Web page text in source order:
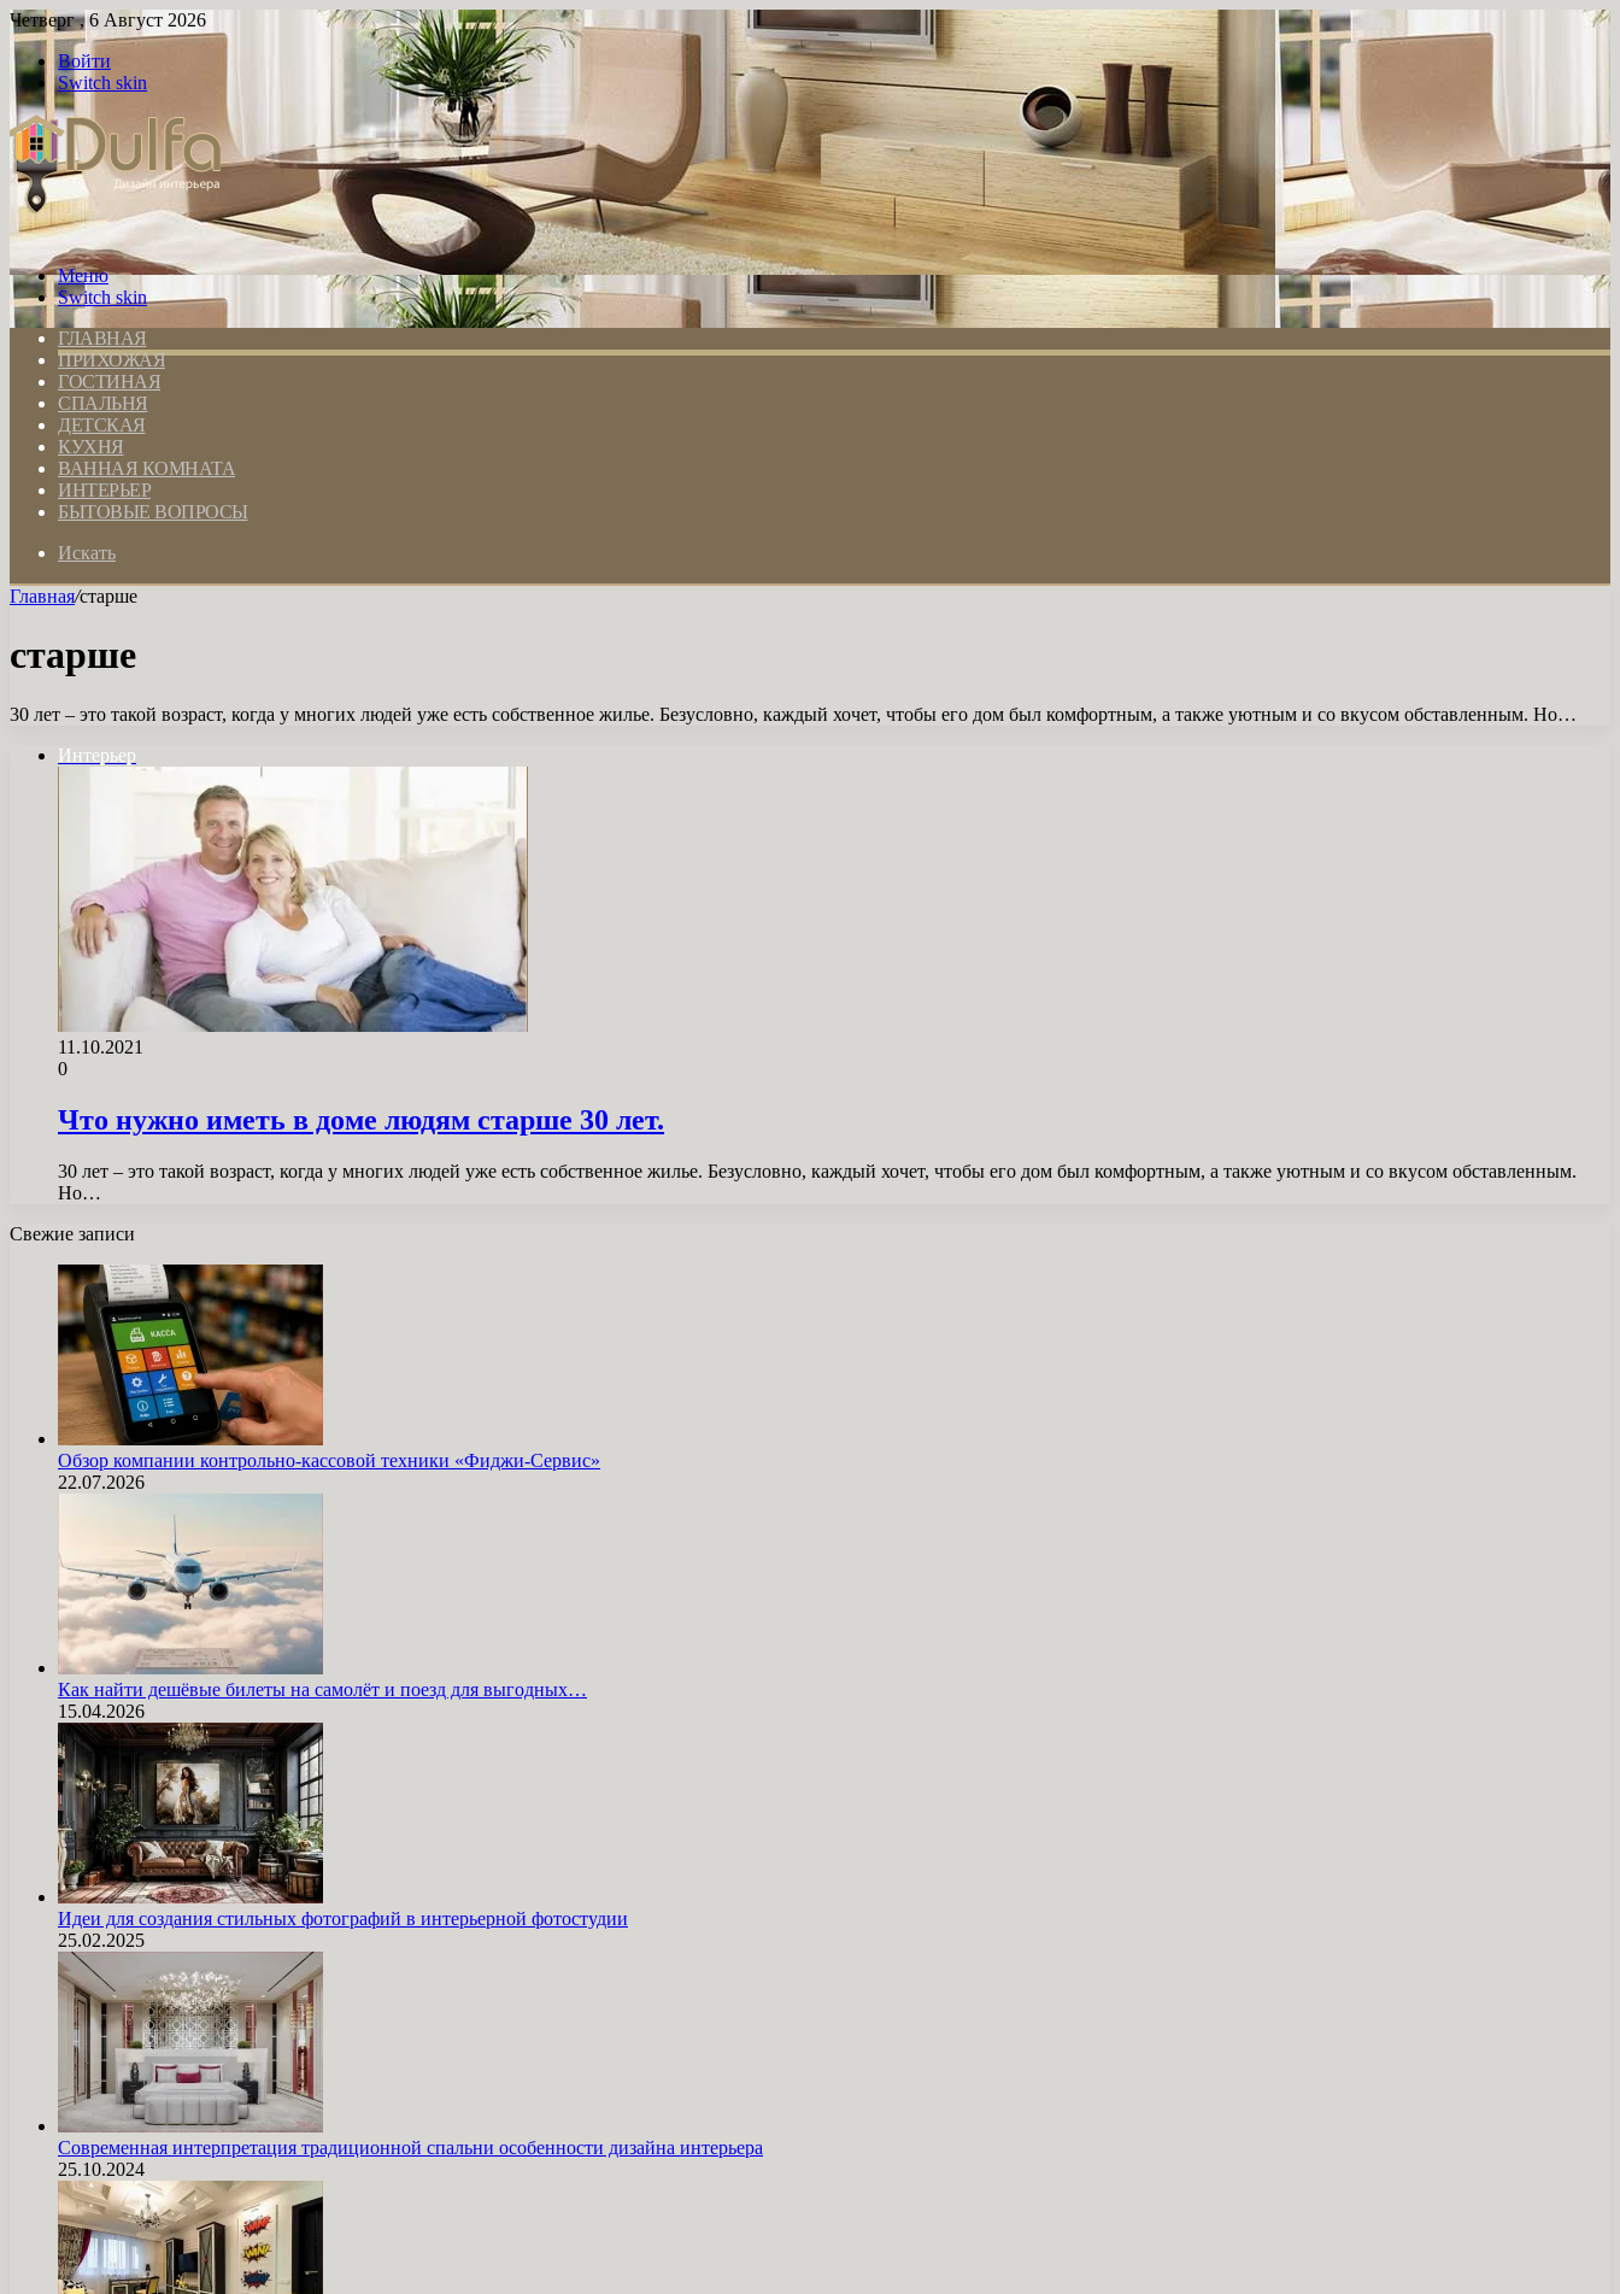
Четверг , 6 Август 2026
Войти
Switch skin
Меню
Switch skin
ГЛАВНАЯ
ПРИХОЖАЯ
ГОСТИНАЯ
СПАЛЬНЯ
ДЕТСКАЯ
КУХНЯ
ВАННАЯ КОМНАТА
ИНТЕРЬЕР
БЫТОВЫЕ ВОПРОСЫ
Искать
Главная/старше
старше
30 лет – это такой возраст, когда у многих людей уже есть собственное жилье. Безусловно, каждый хочет, чтобы его дом был комфортным, а также уютным и со вкусом обставленным. Но…
Интерьер
11.10.2021
0
Что нужно иметь в доме людям старше 30 лет.
30 лет – это такой возраст, когда у многих людей уже есть собственное жилье. Безусловно, каждый хочет, чтобы его дом был комфортным, а также уютным и со вкусом обставленным.
Но…
Свежие записи
Обзор компании контрольно-кассовой техники «Фиджи-Сервис»
22.07.2026
Как найти дешёвые билеты на самолёт и поезд для выгодных…
15.04.2026
Идеи для создания стильных фотографий в интерьерной фотостудии
25.02.2025
Современная интерпретация традиционной спальни особенности дизайна интерьера
25.10.2024